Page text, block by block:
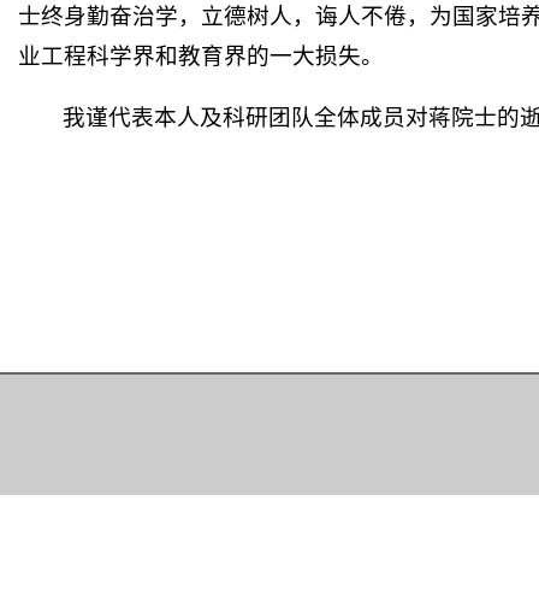
士终身勤奋治学，立德树人，诲人不倦，为国家培
业工程科学界和教育界的一大损失。
我谨代表本人及科研团队全体成员对蒋院士的